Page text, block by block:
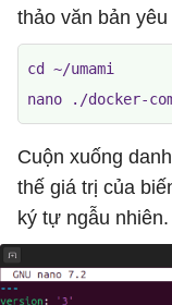
thảo văn bản
cd ~/umami
nano ./docker-
Cuộn xuống
thế giá trị của
ký tự ngẫu nhiên.